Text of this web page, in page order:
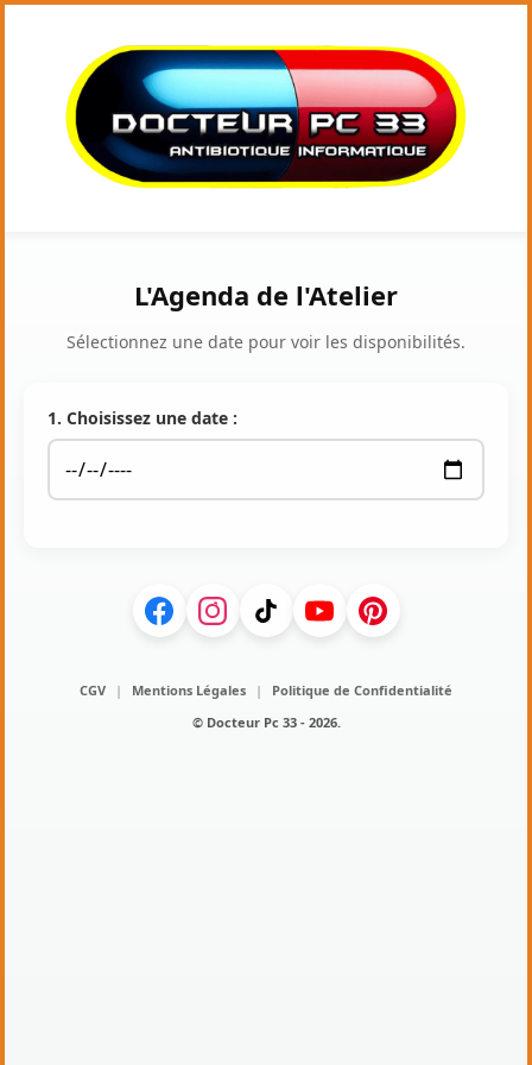
L'Agenda de l'Atelier
Sélectionnez une date pour voir les disponibilités.
1. Choisissez une date :
CGV | Mentions Légales |
Politique de Confidentialité
© Docteur Pc 33 - 2026.